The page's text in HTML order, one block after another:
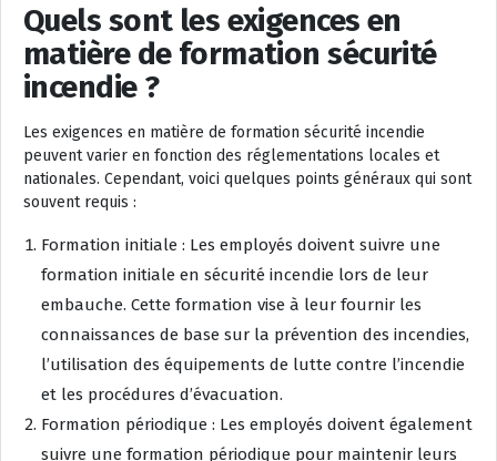
Quels sont les exigences en
matière de formation sécurité
incendie ?
Les exigences en matière de formation sécurité incendie
peuvent varier en fonction des réglementations locales et
nationales. Cependant, voici quelques points généraux qui sont
souvent requis :
Formation initiale : Les employés doivent suivre une
formation initiale en sécurité incendie lors de leur
embauche. Cette formation vise à leur fournir les
connaissances de base sur la prévention des incendies,
l’utilisation des équipements de lutte contre l’incendie
et les procédures d’évacuation.
Formation périodique : Les employés doivent également
suivre une formation périodique pour maintenir leurs